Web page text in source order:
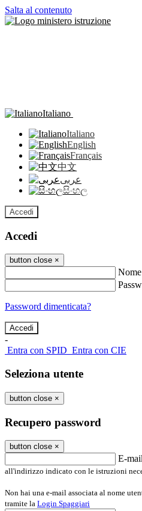
Salta al contenuto
Italiano
Italiano
English
Français
中文
عربى
සිංහල
Accedi
Accedi
button close ×
Password dimenticata?
-
Entra con SPID Entra con CIE
Seleziona utente
button close ×
Recupero password
button close ×
E-mail
all'indirizzo indicato con le istruzioni
Non hai una e-mail associata al nome
tramite la Login Spaggiari